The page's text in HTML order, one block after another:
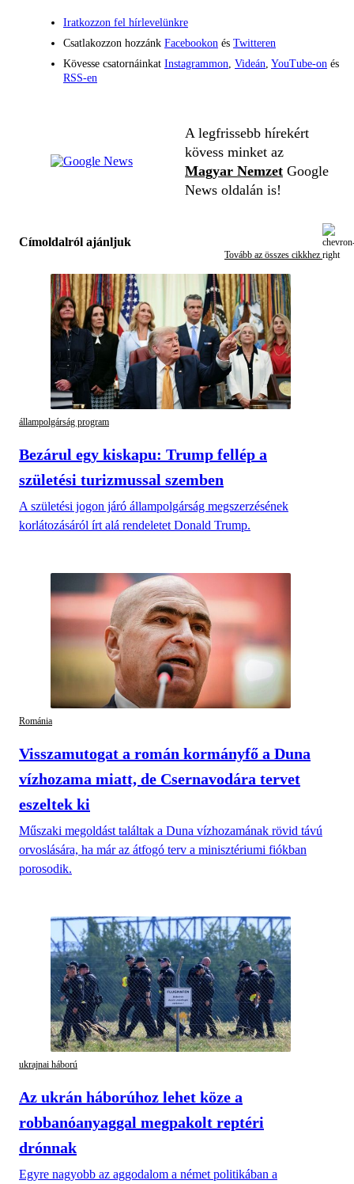
Iratkozzon fel hírlevelünkre
Csatlakozzon hozzánk Facebookon és Twitteren
Kövesse csatornáinkat Instagrammon Videán YouTube-on és
RSS-en
A legfrissebb hírekért
kövess minket az
Magyar Nemzet Google
News oldalán is!
Címoldalról ajánljuk
Tovább az összes cikkhez
állampolgárság program
Bezárul egy kiskapu: Trump fellép a
születési turizmussal szemben
A születési jogon járó állampolgárság megszerzésének
korlátozásáról írt alá rendeletet Donald Trump.
Románia
Visszamutogat a román kormányfő a Duna
vízhozama miatt, de Csernavodára tervet
eszeltek ki
Műszaki megoldást találtak a Duna vízhozamának rövid távú
orvoslására, ha már az átfogó terv a minisztériumi fiókban
porosodik.
ukrajnai háború
Az ukrán háborúhoz lehet köze a
robbanóanyaggal megpakolt reptéri
drónnak
Egyre nagyobb az aggodalom a német politikában a